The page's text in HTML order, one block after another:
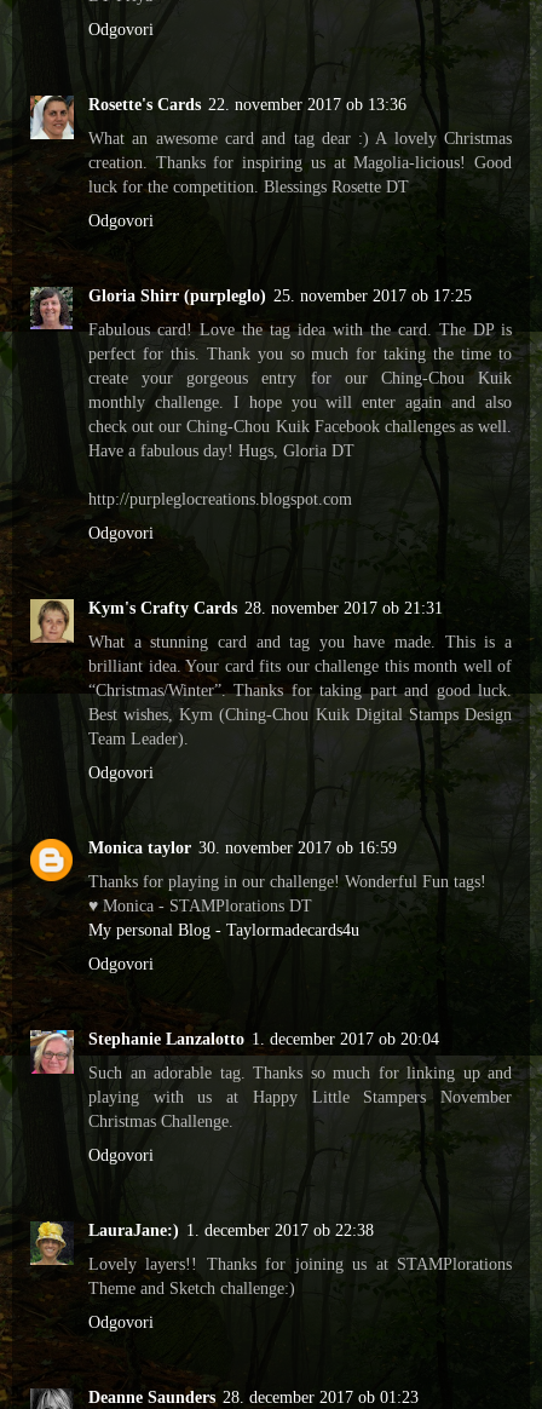
Odgovori
Rosette's Cards 22. november 2017 ob 13:36
What an awesome card and tag dear :) A lovely Christmas
creation. Thanks for inspiring us at Magolia-licious! Good
luck for the competition. Blessings Rosette DT
Odgovori
Gloria Shirr (purpleglo) 25. november 2017 ob 17:25
Fabulous card! Love the tag idea with the card. The DP is
perfect for this. Thank you so much for taking the time to
create your gorgeous entry for our Ching-Chou Kuik
monthly challenge. I hope you will enter again and also
check out our Ching-Chou Kuik Facebook challenges as well.
Have a fabulous day! Hugs, Gloria DT
http://purpleglocreations.blogspot.com
Odgovori
Kym's Crafty Cards 28. november 2017 ob 21:31
What a stunning card and tag you have made. This is a
brilliant idea. Your card fits our challenge this month well of
“Christmas/Winter”. Thanks for taking part and good luck.
Best wishes, Kym (Ching-Chou Kuik Digital Stamps Design
Team Leader).
Odgovori
Monica taylor 30. november 2017 ob 16:59
Thanks for playing in our challenge! Wonderful Fun tags!
♥ Monica - STAMPlorations DT
My personal Blog - Taylormadecards4u
Odgovori
Stephanie Lanzalotto 1. december 2017 ob 20:04
Such an adorable tag. Thanks so much for linking up and
playing with us at Happy Little Stampers November
Christmas Challenge.
Odgovori
LauraJane:) 1. december 2017 ob 22:38
Lovely layers!! Thanks for joining us at STAMPlorations
Theme and Sketch challenge:)
Odgovori
Deanne Saunders 28. december 2017 ob 01:23